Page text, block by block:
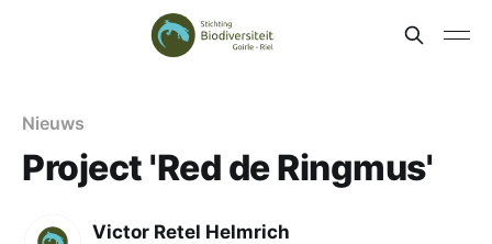
Nieuws
Project 'Red de Ringmus'
Victor Retel Helmrich